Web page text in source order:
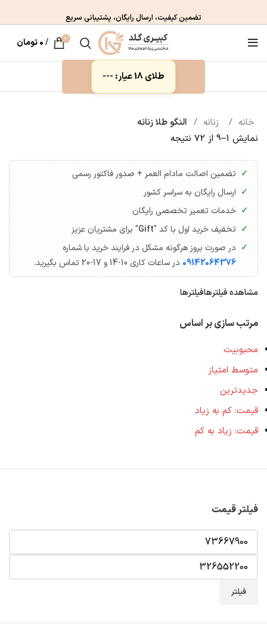
تضمین کیفیت، ارسال رایگان، پشتیبانی سریع
0
/۰تومان
طلای 18 عیار: ---
خانه زنانه
النگو طلا زنانه
نمایش 1–9 از 72 نتیجه
تضمین اصالت مادام العمر + صدور فاکتور رسمی
ارسال رایگان به سراسر کشور
خدمات تعمیر تخصصی رایگان
تخفیف خرید اول با کد "Gift" برای مشتریان عزیز
در صورت بروز هرگونه مشکل در فرایند خرید با شماره
09142064376 در ساعات کاری 10-14 و 17-20 تماس بگیرید.
مشاهده فیلترهافیلترها
مرتب سازی بر اساس
محبوبیت
متوسط امتیاز
جدیدترین
قیمت: کم به زیاد
قیمت: زیاد به کم
فیلتر قیمت
فیلتر